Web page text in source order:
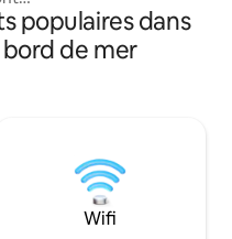
de
-
de
le bord de mer
spectaculaires et
marche du
4 personnes
pour les couples.
populaires dans
de mer
Wifi